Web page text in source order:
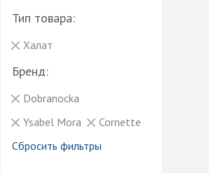
Тип товара:
Халат
Бренд:
Dobranocka
Ysabel Mora
Cornette
Сбросить фильтры